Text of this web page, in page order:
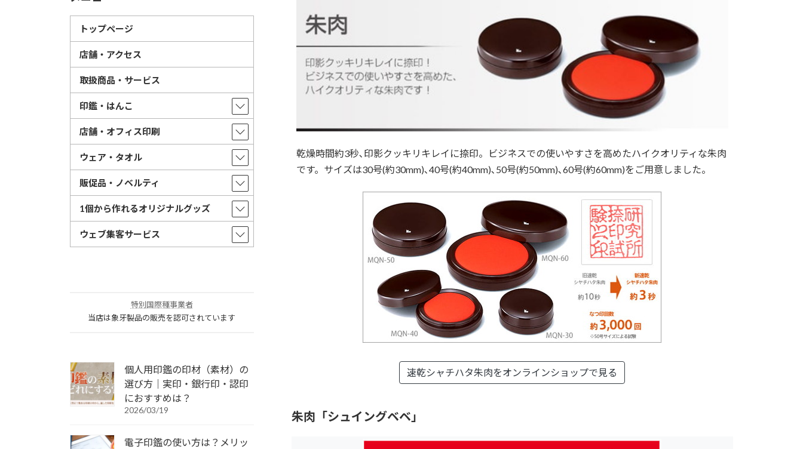
乾燥時間約3秒､印影クッキリキレイに捺印。ビジネスでの使いやすさを高めたハイクオリティな朱肉
です。サイズは30号(約30mm)､40号(約40mm)､50号(約50mm)､60号(約60mm)をご用意しました。
速乾シャチハタ朱肉をオンラインショップで見る
朱肉「シュイングベベ」
トップページ
店舗・アクセス
取扱商品・サービス
印鑑・はんこ
店舗・オフィス印刷
ウェア・タオル
販促品・ノベルティ
1個から作れるオリジナルグッズ
ウェブ集客サービス
特別国際種事業者
当店は象牙製品の販売を認可されています
個人用印鑑の印材（素材）の
選び方｜実印・銀行印・認印
におすすめは？
2026/03/19
電子印鑑の使い方は？メリッ